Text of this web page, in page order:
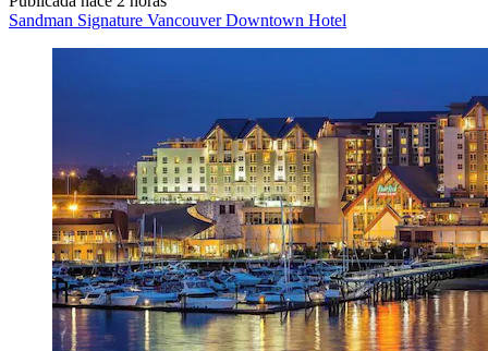
Sandman Signature Vancouver Downtown Hotel